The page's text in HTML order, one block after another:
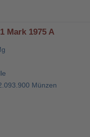
Mark 1975 A
Münzen